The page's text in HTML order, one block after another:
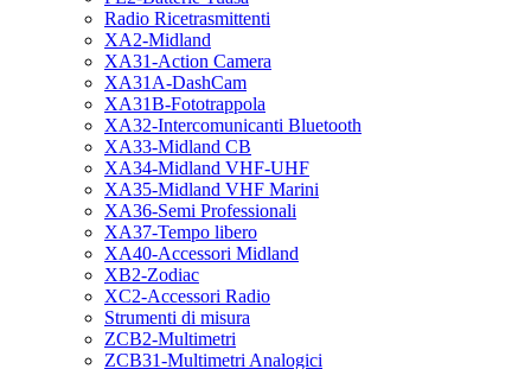
Radio Ricetrasmittenti
XA2-Midland
XA31-Action Camera
XA31A-DashCam
XA31B-Fototrappola
XA32-Intercomunicanti Bluetooth
XA33-Midland CB
XA34-Midland VHF-UHF
XA35-Midland VHF Marini
XA36-Semi Professionali
XA37-Tempo libero
XA40-Accessori Midland
XB2-Zodiac
XC2-Accessori Radio
Strumenti di misura
ZCB2-Multimetri
ZCB31-Multimetri Analogici